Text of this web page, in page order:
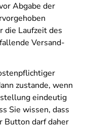
Abgabe der
die Laufzeit des
Versand-
zustande, wenn
eindeutig
Sie wissen, dass
Button darf daher